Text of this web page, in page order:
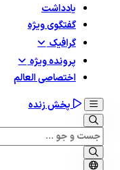
یادداشت
گفتگوی ویژه
گرافيک
پرونده ویژه
اختصاصی العالم
پخش زنده